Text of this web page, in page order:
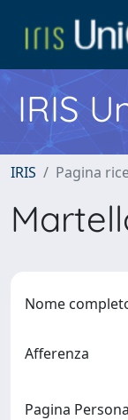
IRIS
IRIS Pagina
Nome
Afferenza
Pagina